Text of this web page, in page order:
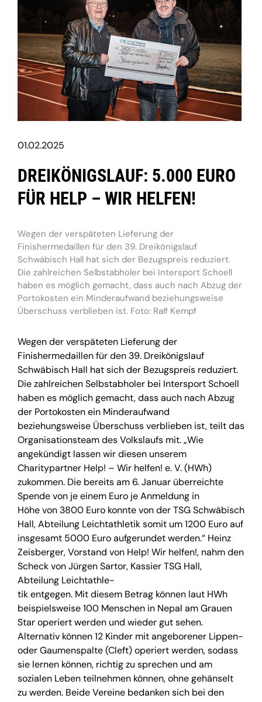
01.02.2025
DREIKÖNIGSLAUF: 5.000 EURO
FÜR HELP – WIR HELFEN!
Wegen der verspäteten Lieferung der
Finishermedaillen für den 39. Dreikönigslauf
Schwäbisch Hall hat sich der Bezugspreis reduziert.
Die zahlreichen Selbstabholer bei Intersport Schoell
haben es möglich gemacht, dass auch nach Abzug der
Portokosten ein Minderaufwand beziehungsweise
Überschuss verblieben ist. Foto: Ralf Kempf
Wegen der verspäteten Lieferung der
Finishermedaillen für den 39. Dreikönigslauf
Schwäbisch Hall hat sich der Bezugspreis reduziert.
Die zahlreichen Selbstabholer bei Intersport Schoell
haben es möglich gemacht, dass auch nach Abzug
der Portokosten ein Minderaufwand
beziehungsweise Überschuss verblieben ist, teilt das
Organisationsteam des Volkslaufs mit. „Wie
angekündigt lassen wir diesen unserem
Charitypartner Help! – Wir helfen! e. V. (HWh)
zukommen. Die bereits am 6. Januar überreichte
Spende von je einem Euro je Anmeldung in
Höhe von 3800 Euro konnte von der TSG Schwäbisch
Hall, Abteilung Leichtathletik somit um 1200 Euro auf
insgesamt 5000 Euro aufgerundet werden.“ Heinz
Zeisberger, Vorstand von Help! Wir helfen!, nahm den
Scheck von Jürgen Sartor, Kassier TSG Hall,
Abteilung Leichtathle-
tik entgegen. Mit diesem Betrag können laut HWh
beispielsweise 100 Menschen in Nepal am Grauen
Star operiert werden und wieder gut sehen.
Alternativ können 12 Kinder mit angeborener Lippen-
oder Gaumenspalte (Cleft) operiert werden, sodass
sie lernen können, richtig zu sprechen und am
sozialen Leben teilnehmen können, ohne gehänselt
zu werden. Beide Vereine bedanken sich bei den